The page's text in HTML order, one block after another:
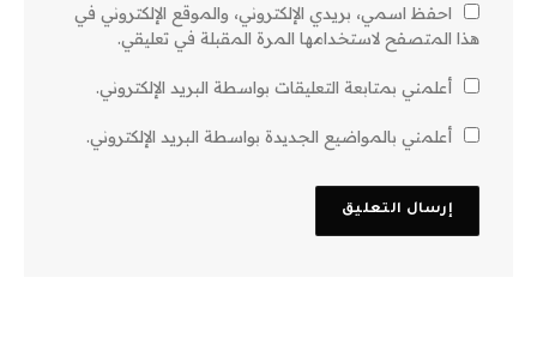
احفظ اسمي، بريدي الإلكتروني، والموقع الإلكتروني في
هذا المتصفح لاستخدامها المرة المقبلة في تعليقي.
أعلمني بمتابعة التعليقات بواسطة البريد الإلكتروني.
أعلمني بالمواضيع الجديدة بواسطة البريد الإلكتروني.